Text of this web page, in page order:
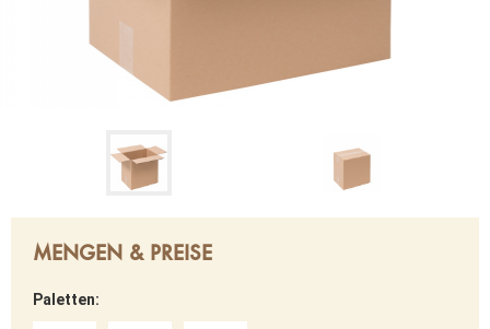
MENGEN & PREISE
Paletten: